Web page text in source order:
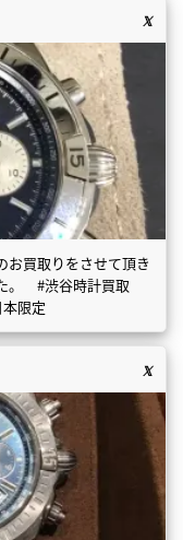
お買取りをさせて頂き
。 #渋谷時計買取
限定